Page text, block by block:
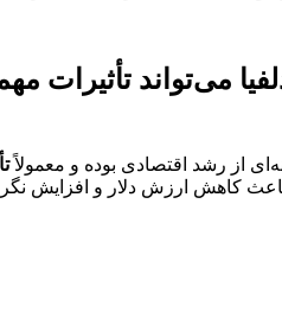
می‌تواند تأثیرات
از رشد اقتصادی بوده و معمولاً
باعث کاهش ارزش دلار و افزایش